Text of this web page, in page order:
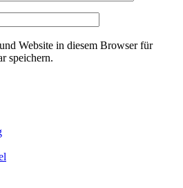
Website in diesem Browser für
speichern.